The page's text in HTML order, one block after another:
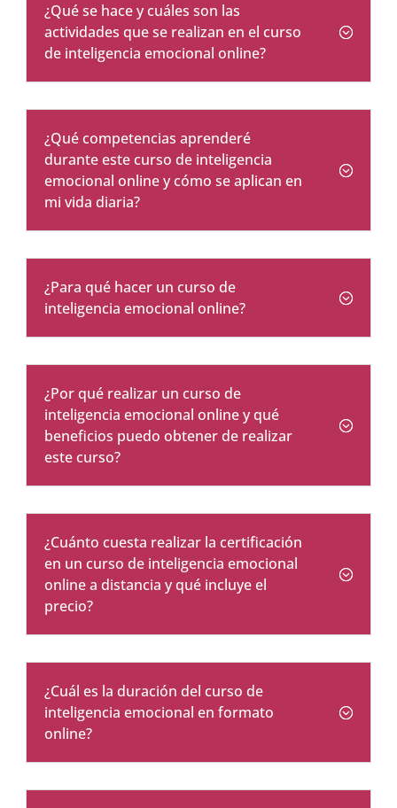
¿Qué se hace y cuáles son las
actividades que se realizan en el curso
de inteligencia emocional online?
¿Qué competencias aprenderé
durante este curso de inteligencia
emocional online y cómo se aplican en
mi vida diaria?
¿Para qué hacer un curso de
inteligencia emocional online?
¿Por qué realizar un curso de
inteligencia emocional online y qué
beneficios puedo obtener de realizar
este curso?
¿Cuánto cuesta realizar la certificación
en un curso de inteligencia emocional
online a distancia y qué incluye el
precio?
¿Cuál es la duración del curso de
inteligencia emocional en formato
online?